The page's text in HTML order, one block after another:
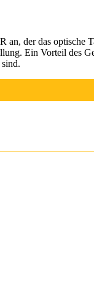
an, der das optische
Ein Vorteil des